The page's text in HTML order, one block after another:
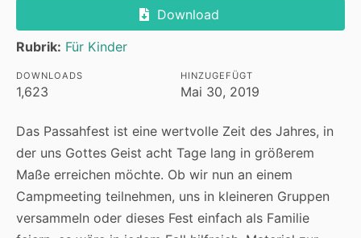
Download
Rubrik: Für Kinder
DOWNLOADS
1,623
HINZUGEFÜGT
Mai 30, 2019
Das Passahfest ist eine wertvolle Zeit des Jahres, in
der uns Gottes Geist acht Tage lang in größerem
Maße erreichen möchte. Ob wir nun an einem
Campmeeting teilnehmen, uns in kleineren Gruppen
versammeln oder dieses Fest einfach als Familie